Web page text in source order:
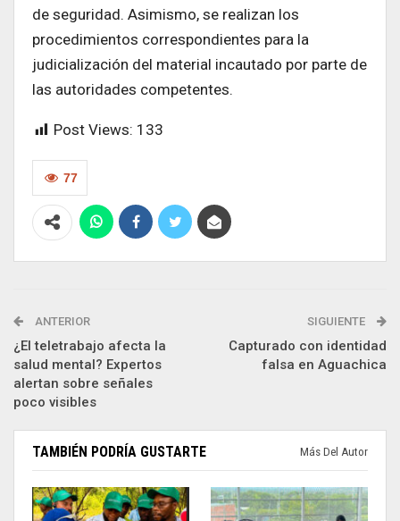
de seguridad. Asimismo, se realizan los
procedimientos correspondientes para la
judicialización del material incautado por parte de
las autoridades competentes.
Post Views: 133
77
ANTERIOR
¿El teletrabajo afecta la
salud mental? Expertos
alertan sobre señales
poco visibles
SIGUIENTE
Capturado con identidad
falsa en Aguachica
TAMBIÉN PODRÍA GUSTARTE Más Del Autor